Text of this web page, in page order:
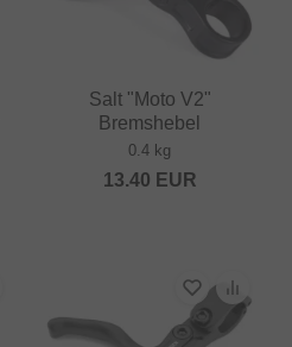
Salt "Moto V2"
Bremshebel
0.4 kg
13.40 EUR